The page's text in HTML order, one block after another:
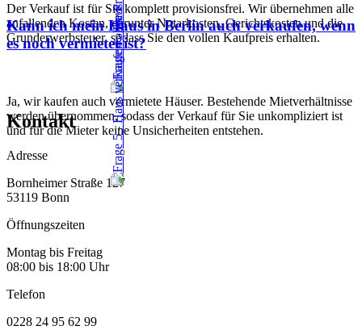
Der Verkauf ist für Sie komplett provisionsfrei. Wir übernehmen alle
anfallenden Kosten, darunter Notarkosten, Gerichtskosten und die
Grunderwerbsteuer, sodass Sie den vollen Kaufpreis erhalten.
Kann ich mein Haus in Berlin auch verkaufen, wenn
es noch vermietet ist?
Ja, wir kaufen auch vermietete Häuser. Bestehende Mietverhältnisse
werden übernommen, sodass der Verkauf für Sie unkompliziert ist
und für die Mieter keine Unsicherheiten entstehen.
Kontakt
Adresse
Bornheimer Straße 127
53119 Bonn
Öffnungszeiten
Montag bis Freitag
08:00 bis 18:00 Uhr
Telefon
0228 24 95 62 99